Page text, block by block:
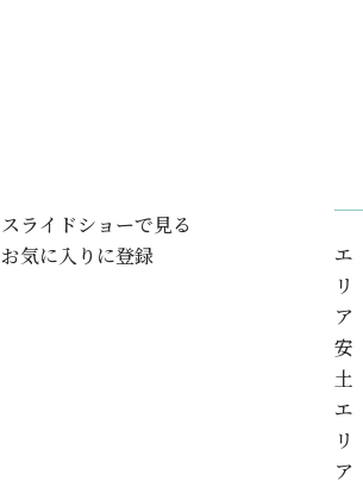
スライドショーで見る
お気に入りに登録
エ
リ
ア
安
土
エ
リ
ア